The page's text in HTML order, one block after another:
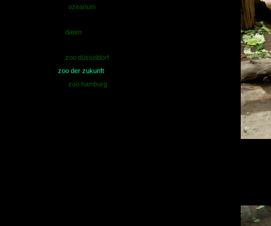
ozeanum
daten
zoo düsseldorf
zoo der zukunft
zoo hamburg